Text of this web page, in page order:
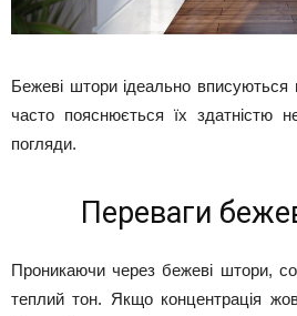
Бежеві штори ідеально вписуються
часто пояснюється їх здатністю
погляди.
Переваги
Проникаючи через бежеві штори,
теплий тон. Якщо концентрація